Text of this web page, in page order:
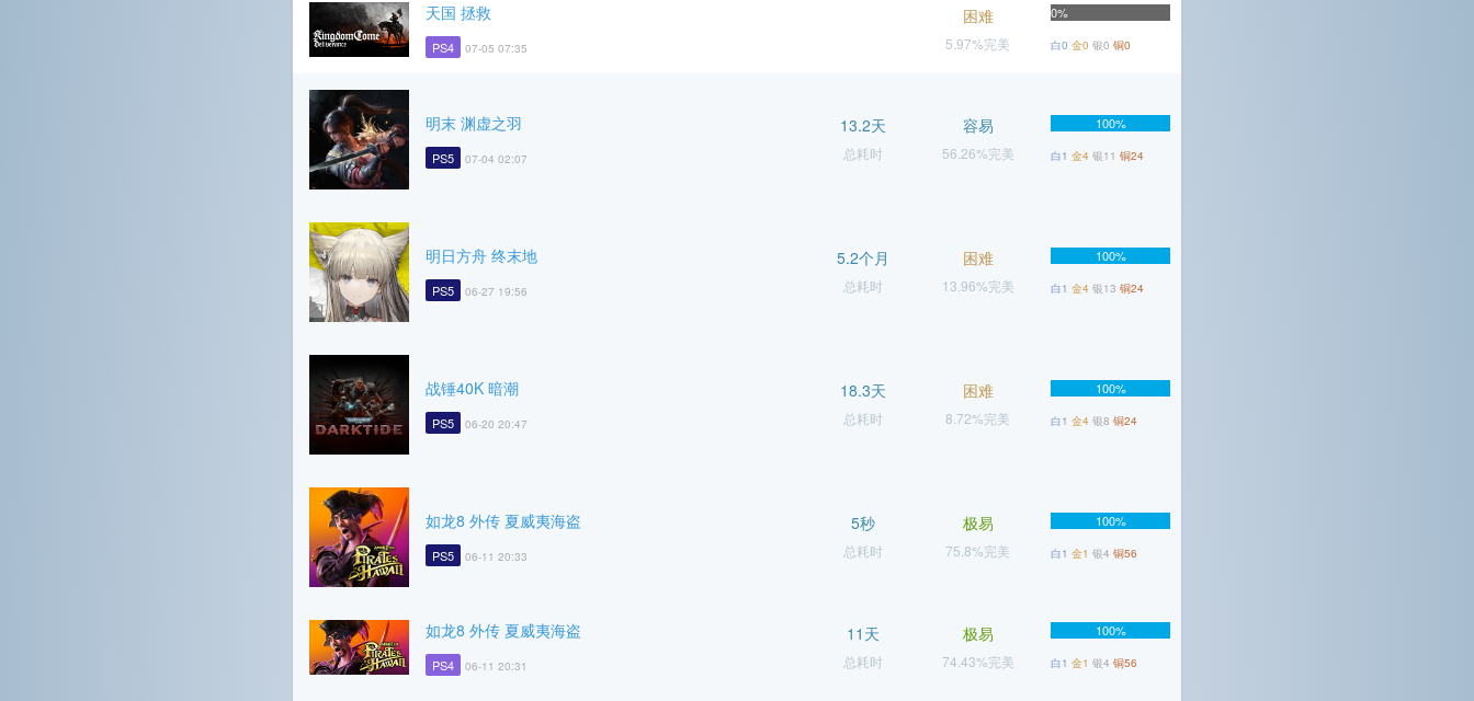
天国 拯救
PS4 07-05 07:35
困难
5.97%完美
0%
白0 金0 银0 铜0
明末 渊虚之羽
PS5 07-04 02:07
13.2天
总耗时
容易
56.26%完美
100%
白1 金4 银11 铜24
明日方舟 终末地
PS5 06-27 19:56
5.2个月
总耗时
困难
13.96%完美
100%
白1 金4 银13 铜24
战锤40K 暗潮
PS5 06-20 20:47
18.3天
总耗时
困难
8.72%完美
100%
白1 金4 银8 铜24
如龙8 外传 夏威夷海盗
PS5 06-11 20:33
5秒
总耗时
极易
75.8%完美
100%
白1 金1 银4 铜56
如龙8 外传 夏威夷海盗
PS4 06-11 20:31
11天
总耗时
极易
74.43%完美
100%
白1 金1 银4 铜56